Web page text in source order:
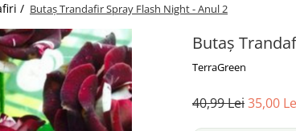
/ Butaș Trandafir Spray Flash Night - Anul 2
Butaș
TerraGreen
40,99 Lei35,00